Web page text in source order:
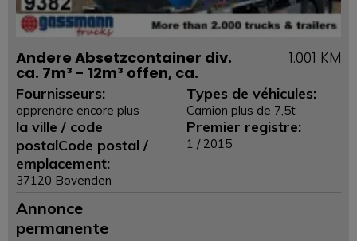
Andere Absetzcontainer div.
ca. 7m³ - 12m³ offen, ca.
1.001 KM
Fournisseurs:
apprendre encore plus
la ville / code
postalCode postal /
emplacement:
37120 Bovenden
Types de véhicules:
Camion plus de 7,5t
Premier registre:
1 / 2015
Annonce
permanente